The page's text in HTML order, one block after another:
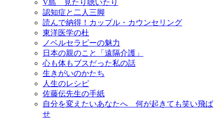
V島 見たり聴いたり
認知症と二人三脚
読んで納得！カップル・カウンセリング
東洋医学の杜
ノベルセラピーの魅力
日本の親のこと「遠隔介護」
心も体もブスだった私の話
生きがいのかたち
人生のレシピ
佐藤伝先生の手紙
自分を変えたいあなたへ 何が起きても笑い飛ば
せ